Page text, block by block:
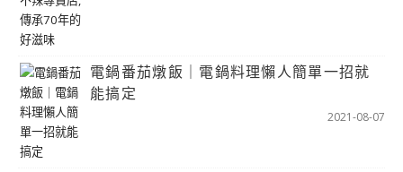
電鍋番茄燉飯｜電鍋料理懶人簡單一招就
能搞定
2021-08-07